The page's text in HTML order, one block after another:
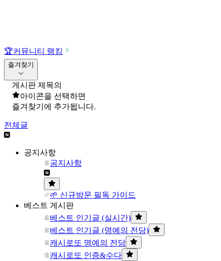
🏆커뮤니티 랭킹
즐겨찾기
게시판 제목의
아이콘을 선택하면
즐겨찾기에 추가됩니다.
전체글
공지사항
공지사항
🌱 신규방문 필독 가이드
베스트 게시판
베스트 인기글 (실시간)
베스트 인기글 (명예의 전당)
캐시로또 명예의 전당
캐시로또 인증&수다